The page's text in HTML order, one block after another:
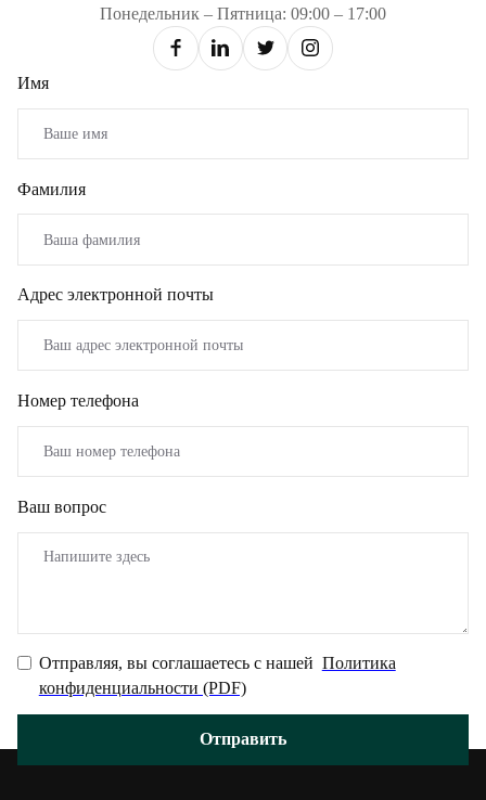
Понедельник – Пятница: 09:00 – 17:00
Имя
Фамилия
Адрес электронной почты
Номер телефона
Ваш вопрос
Отправляя, вы соглашаетесь с нашей Политика
конфиденциальности (PDF)